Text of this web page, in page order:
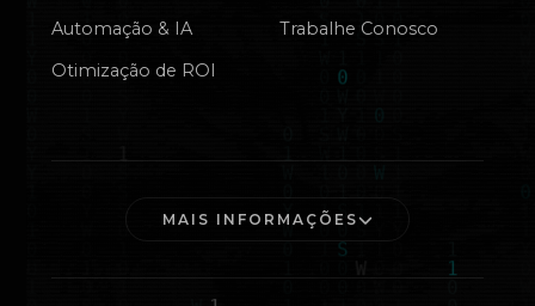
Automação & IA
Otimização de ROI
Trabalhe Conosco
MAIS INFORMAÇÕES